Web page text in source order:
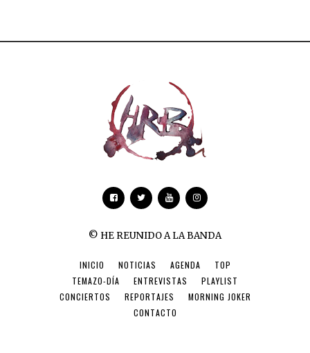
© HE REUNIDO A LA BANDA
INICIO NOTICIAS AGENDA
TOP
TEMAZO-DÍA
ENTREVISTAS
PLAYLIST
CONCIERTOS
REPORTAJES
MORNING JOKER
CONTACTO